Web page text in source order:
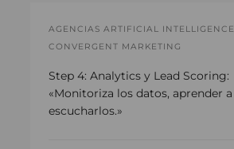
AGENCIAS ARTIFICIAL INTELLIGENCE
CONVERGENT MARKETING
Step 4: Analytics y Lead Scoring:
«Monitoriza los datos, aprender a
escucharlos.»